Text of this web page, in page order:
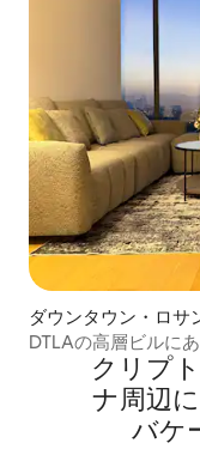
ダウンタウン・ロサ
ート
DTLAの高層ビルに
クリプ
ナ⁠周⁠辺⁠
バ⁠ケ⁠